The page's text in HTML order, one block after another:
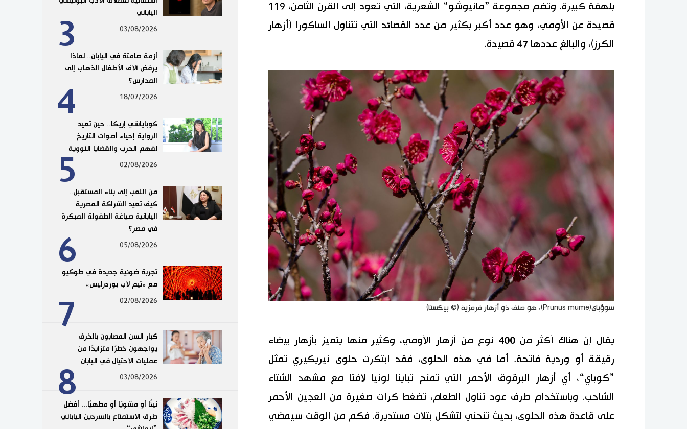
بلهفة كبيرة. وتضم مجموعة ”مانيوشو“ الشعرية، التي تعود إلى القرن الثامن، 119
قصيدة عن الأومي، وهو عدد أكبر بكثير من عدد القصائد التي تتناول الساكورا (أزهار
الكرز)، والبالغ عددها 47 قصيدة.
سوؤباي(Prunus mume)، هو صنف ذو أزهار قرمزية (© بيكستا)
يقال إن هناك أكثر من 400 نوع من أزهار الأومي، وكثير منها يتميز بأزهار بيضاء
رقيقة أو وردية فاتحة. أما في هذه الحلوى، فقد ابتكرت حلوى نيريكيري تمثل
”كوباي“، أي أزهار البرقوق الأحمر التي تمنح تباينا لونيا لافتا مع مشهد الشتاء
الشاحب. وباستخدام طرف عود تناول الطعام، تضغط كرات صغيرة من العجين الأحمر
على قاعدة هذه الحلوى، بحيث تنحني لتشكل بتلات مستديرة. فكم من الوقت سيمضي
3
الياباني
03/08/2026
4
أزمة صامتة في اليابان.. لماذا
يرفض آلاف الأطفال الذهاب إلى
المدارس؟
18/07/2026
5
كوباياشي إريكا.. حين تعيد
الرواية إحياء أصوات التاريخ
لفهم الحرب والقضايا النووية
02/08/2026
6
من اللعب إلى بناء المستقبل..
كيف تعيد الشراكة المصرية
اليابانية صياغة الطفولة المبكرة
في مصر؟
05/08/2026
7
تجربة ضوئية جديدة في طوكيو
مع «تيم لاب بوردرليس»
02/08/2026
8
كبار السن المصابون بالخرف
يواجهون خطرًا متزايدًا من
عمليات الاحتيال في اليابان
03/08/2026
نيئًا أو مشويًا أو مطهيًا... أفضل
طرق الاستمتاع بالسردين الياباني